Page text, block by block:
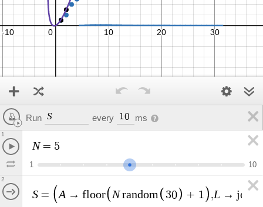
Run S every 10 ms
N = 5
1 1 0
1
S = A → floor N random 30 + 1 ,L → jo i
2